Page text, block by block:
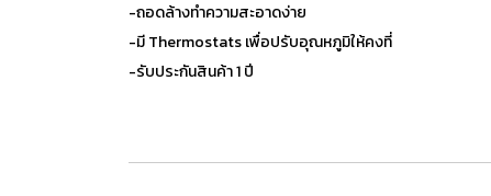
-ถอดล้างทำความสะอาดง่าย
-มี Thermostats เพื่อปรับอุณหภูมิให้คงที่
-รับประกันสินค้า 1 ปี